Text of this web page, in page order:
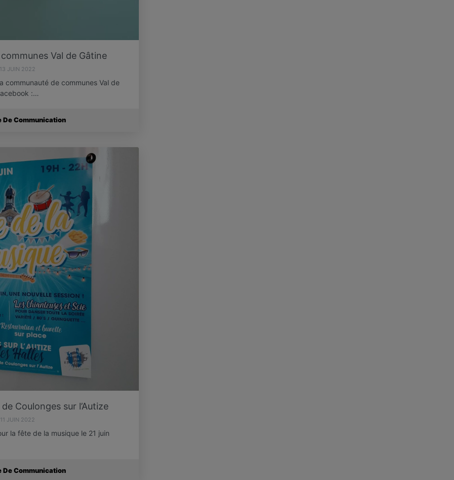
Val de Gâtine
JUIN 2022
communauté de communes Val de
:…
De Communication
Coulonges sur l’Autize
11 JUIN 2022
la fête de la musique le 21 juin
De Communication